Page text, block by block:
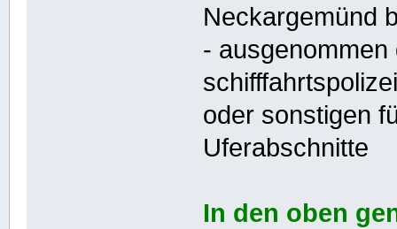
Neckargemünd
-
oder sonstigen
Uferabschnitte
In den oben